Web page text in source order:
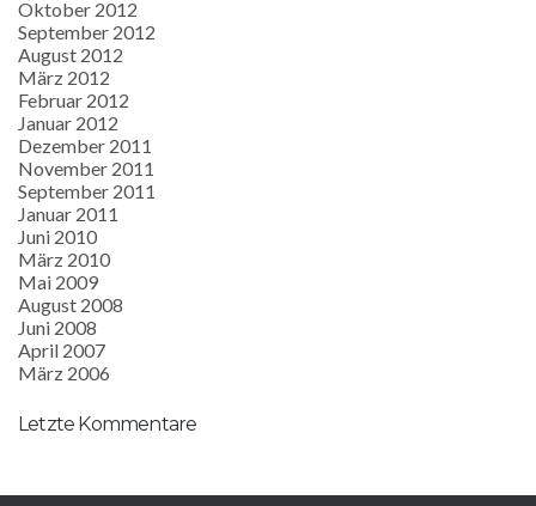
Oktober 2012
September 2012
August 2012
März 2012
Februar 2012
Januar 2012
Dezember 2011
November 2011
September 2011
Januar 2011
Juni 2010
März 2010
Mai 2009
August 2008
Juni 2008
April 2007
März 2006
Letzte Kommentare